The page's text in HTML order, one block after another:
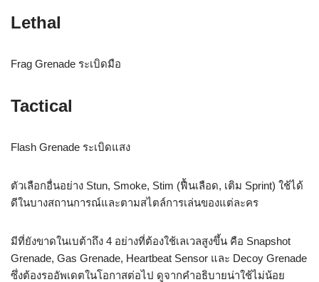
Lethal
Frag Grenade ระเบิดมือ
Tactical
Flash Grenade ระเบิดแสง
ตัวเลือกอื่นอย่าง Stun, Smoke, Stim (ฟื้นเลือด, เติม Sprint) ใช้ได้
ดีในบางสถานการณ์และตามสไตล์การเล่นของแต่ละคร
มีที่ยังขาดในเบต้าถึง 4 อย่างที่ต้องใช้เลเวลสูงขึ้น คือ Snapshot
Grenade, Gas Grenade, Heartbeat Sensor และ Decoy Grenade
ซึ่งต้องรออัพเดตในโอกาสต่อไป ดูจากคำอธิบายน่าใช้ไม่น้อย